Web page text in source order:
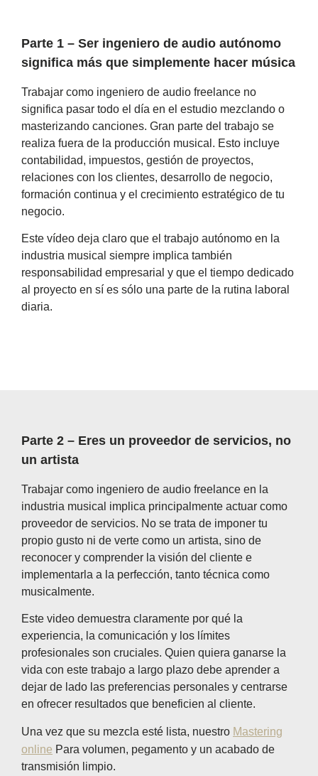
Parte 1 – Ser ingeniero de audio autónomo
significa más que simplemente hacer música
Trabajar como ingeniero de audio freelance no
significa pasar todo el día en el estudio mezclando o
masterizando canciones. Gran parte del trabajo se
realiza fuera de la producción musical. Esto incluye
contabilidad, impuestos, gestión de proyectos,
relaciones con los clientes, desarrollo de negocio,
formación continua y el crecimiento estratégico de tu
negocio.
Este vídeo deja claro que el trabajo autónomo en la
industria musical siempre implica también
responsabilidad empresarial y que el tiempo dedicado
al proyecto en sí es sólo una parte de la rutina laboral
diaria.
Parte 2 – Eres un proveedor de servicios, no
un artista
Trabajar como ingeniero de audio freelance en la
industria musical implica principalmente actuar como
proveedor de servicios. No se trata de imponer tu
propio gusto ni de verte como un artista, sino de
reconocer y comprender la visión del cliente e
implementarla a la perfección, tanto técnica como
musicalmente.
Este video demuestra claramente por qué la
experiencia, la comunicación y los límites
profesionales son cruciales. Quien quiera ganarse la
vida con este trabajo a largo plazo debe aprender a
dejar de lado las preferencias personales y centrarse
en ofrecer resultados que beneficien al cliente.
Una vez que su mezcla esté lista, nuestro Mastering
online Para volumen, pegamento y un acabado de
transmisión limpio.